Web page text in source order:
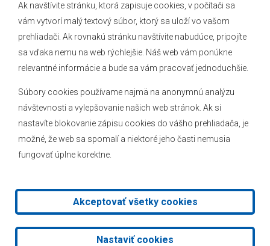
Ak navštívite stránku, ktorá zapisuje cookies, v počítači sa
vám vytvorí malý textový súbor, ktorý sa uloží vo vašom
prehliadači. Ak rovnakú stránku navštívite nabudúce, pripojíte
sa vďaka nemu na web rýchlejšie. Náš web vám ponúkne
relevantné informácie a bude sa vám pracovať jednoduchšie.
Súbory cookies používame najmä na anonymnú analýzu
návštevnosti a vylepšovanie našich web stránok. Ak si
nastavíte blokovanie zápisu cookies do vášho prehliadača, je
možné, že web sa spomalí a niektoré jeho časti nemusia
fungovať úplne korektne.
Akceptovať všetky cookies
Nastaviť cookies
O obci
Hlásenia obecného rozhlasu
Kontakt
Mapa stránok
2026 © Obec Veľké Leváre|Tvorba web stránok